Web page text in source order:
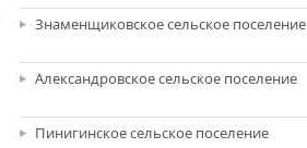
Знаменщиковское сельское поселение
Александровское сельское поселение
Пинигинское сельское поселение